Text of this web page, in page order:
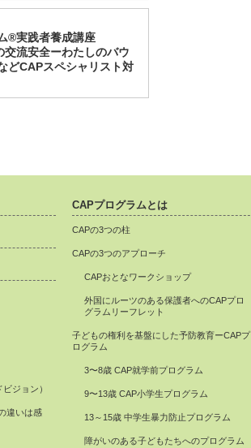
®実践者養成講座
交流安全ーわたしのバウ
どCAPスペシャリスト対
ジョン）
違いは感
CAPプログラムとは
CAPの3つの柱
CAPの3つのアプローチ
CAPおとなワークショップ
外国にルーツのある保護者へのCAPプロ
グラムリーフレット
子どもの権利を基盤にした予防教育ーCAPプ
ログラム
3〜8歳 CAP就学前プログラム
9〜13歳 CAP小学生プログラム
13～15歳 中学生暴力防止プログラム
障がいのある子どもたちへのプログラム